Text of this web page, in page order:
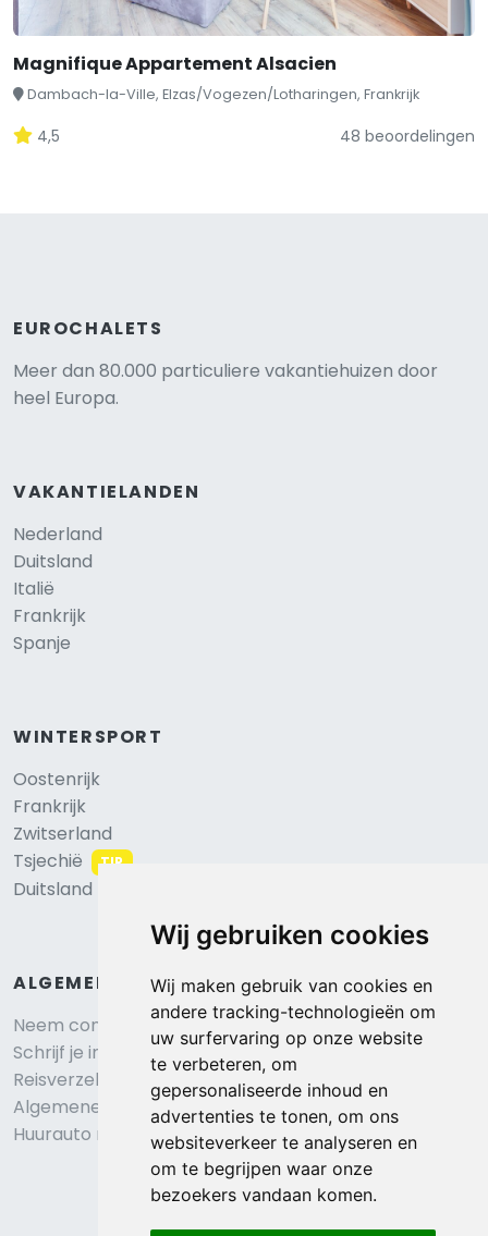
Wij gebruiken cookies
Wij maken gebruik van cookies en
andere tracking-technologieën om
uw surfervaring op onze website
te verbeteren, om
gepersonaliseerde inhoud en
advertenties te tonen, om ons
websiteverkeer te analyseren en
om te begrijpen waar onze
bezoekers vandaan komen.
Magnifique Appartement Alsacien
Dambach-la-Ville, Elzas/Vogezen/Lotharingen, Frankrijk
4,5 48 beoordelingen
EUROCHALETS
Meer dan 80.000 particuliere vakantiehuizen door
heel Europa.
VAKANTIELANDEN
Nederland
Duitsland
Italië
Frankrijk
Spanje
WINTERSPORT
Oostenrijk
Frankrijk
Zwitserland
Tsjechië
TIP
Duitsland
ALGEMEEN
Neem contact op
Schrijf je in voor onze nieuwsbrief
Reisverzekering afsluiten
Algemene voorwaarden
Huurauto reserveren